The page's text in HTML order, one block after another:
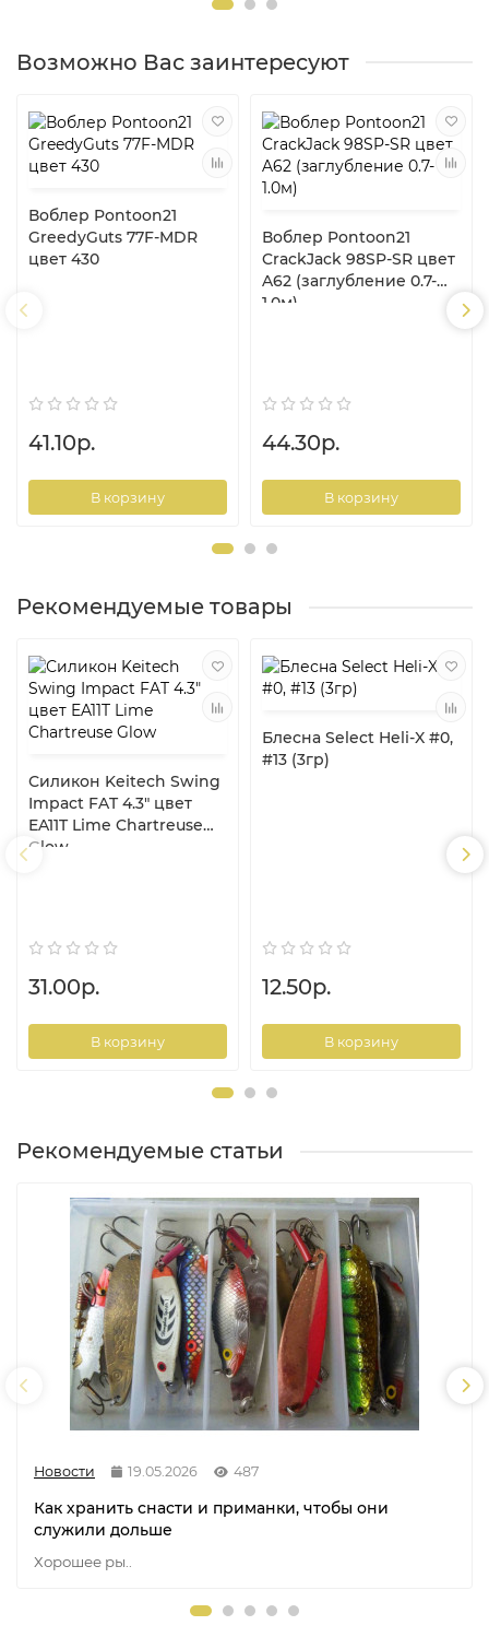
Возможно Вас заинтересуют
Воблер Pontoon21
GreedyGuts 77F-MDR
цвет 430
41.10р.
В корзину
Воблер Pontoon21
CrackJack 98SP-SR цвет
A62 (заглубление 0.7-
1.0м)
44.30р.
В корзину
Рекомендуемые товары
Силикон Keitech Swing
Impact FAT 4.3" цвет
EA11T Lime Chartreuse
Glow
31.00р.
В корзину
Блесна Select Heli-X #0,
#13 (3гр)
12.50р.
В корзину
Рекомендуемые статьи
Новости 19.05.2026 487
Как хранить снасти и приманки, чтобы они
служили дольше
Хорошее ры..